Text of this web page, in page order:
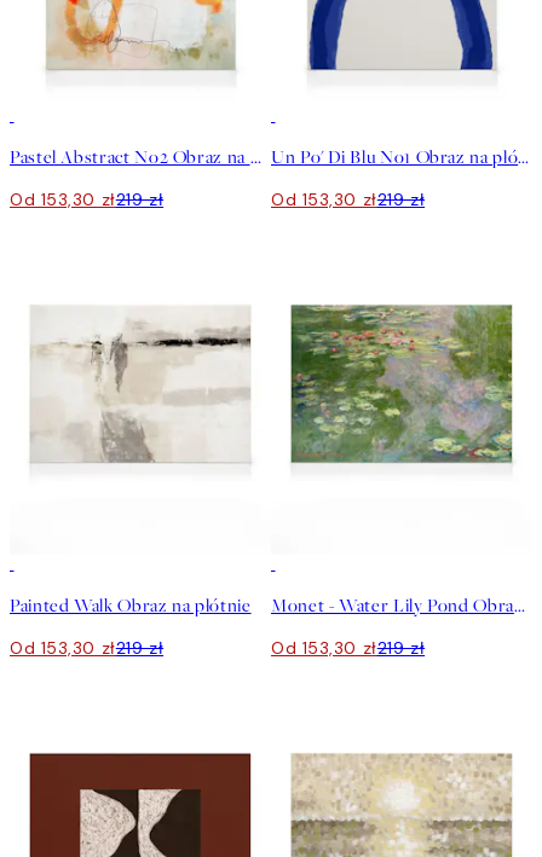
Pastel Abstract No2 Obraz na płótnie
Od 153,30 zł219 zł
Un Po' Di Blu No1 Obraz na płótnie
Od 153,30 zł219 zł
Painted Walk Obraz na płótnie
Od 153,30 zł219 zł
Monet - Water Lily Pond Obraz na płótnie
Od 153,30 zł219 zł